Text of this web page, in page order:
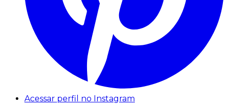
Acessar perfil no Instagram